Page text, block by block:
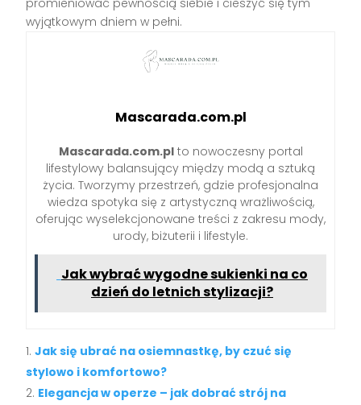
wyjątkowym dniem w pełni.
Mascarada.com.pl
Mascarada.com.plto nowoczesny portal
lifestylowy balansujący między modą a sztuką
życia. Tworzymy przestrzeń, gdzie profesjonalna
wiedza spotyka się z artystyczną wrażliwością,
oferując wyselekcjonowane treści z zakresu mody,
urody, biżuterii i lifestyle.
Jak wybrać wygodne sukienki na co
dzień do letnich stylizacji?
Jak się ubrać na osiemnastkę, by czuć się
stylowo i komfortowo?
Elegancja w operze – jak dobrać strój na